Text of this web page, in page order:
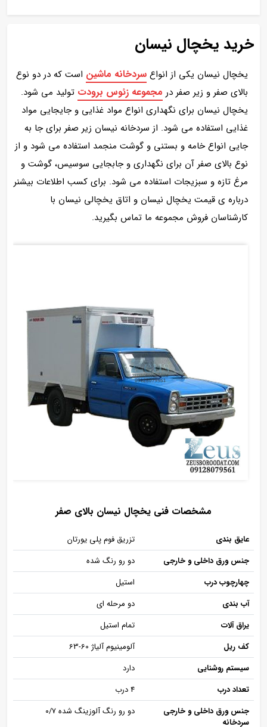
خرید یخچال نیسان
یخچال نیسان یکی از انواع سردخانه ماشین است که در دو نوع
بالای صفر و زیر صفر در مجموعه زئوس برودت تولید می شود.
یخچال نیسان برای نگهداری انواع مواد غذایی و جایجایی مواد
غذایی استفاده می شود. از سردخانه نیسان زیر صفر برای جا به
جایی انواع خامه و بستنی و گوشت منجمد استفاده می شود و از
نوع بالای صفر آن برای نگهداری و جابجایی سوسیس، گوشت و
مرغ تازه و سبزیجات استفاده می شود. برای کسب اطلاعات بیشنر
درباره ی قیمت یخچال نیسان و اتاق یخچالی نیسان با
کارشناسان فروش مجموعه ما تماس بگیرید.
مشخصات فنی یخچال نیسان بالای صفر
عایق بندی
تزریق فوم پلی یورتان
جنس ورق داخلی و خارجی
دو رو رنگ شده
چهارچوب درب
استیل
آب بندی
دو مرحله ای
یراق آلات
تمام استیل
کف ریل
آلومینیوم آلیاژ 60-63
سیستم روشنایی
دارد
تعداد درب
4 درب
جنس ورق داخلی و خارجی
سردخانه
دو رو رنگ آلوزینگ شده ۰/۷